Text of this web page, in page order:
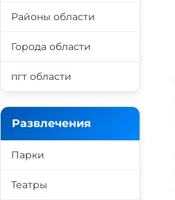
Районы области
Города области
пгт области
Развлечения
Парки
Театры